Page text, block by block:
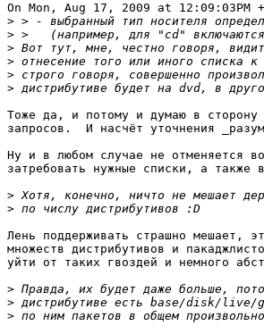
On Mon, Aug 17, 2009 at
>
>
>
>
>
>
Тоже да, и потому и думаю в сторону
запросов.  И насчёт уточнения
Ну и в любом случае не отменяется
затребовать нужные списки, а также
>
>
Лень поддерживать страшно мешает,
множеств дистрибутивов и
уйти от таких гвоздей и немного
>
>
>